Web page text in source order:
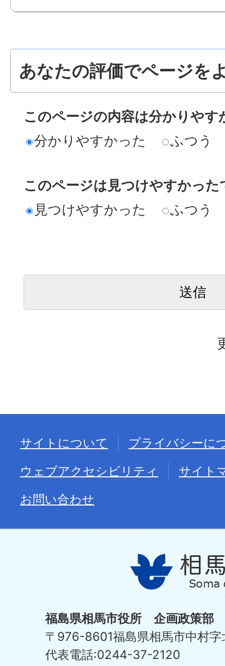
あなたの評価でページを
このページの内容は分かりやす
分かりやすかった
ふつう
このページは見つけやすかった
見つけやすかった
ふつう
サイトについて
プライバシーに
ウェブアクセシビリティ
サイト
お問い合わせ
福島県相馬市役所 企画政策部
〒976-8601福島県相馬市中村
代表電話:0244-37-2120